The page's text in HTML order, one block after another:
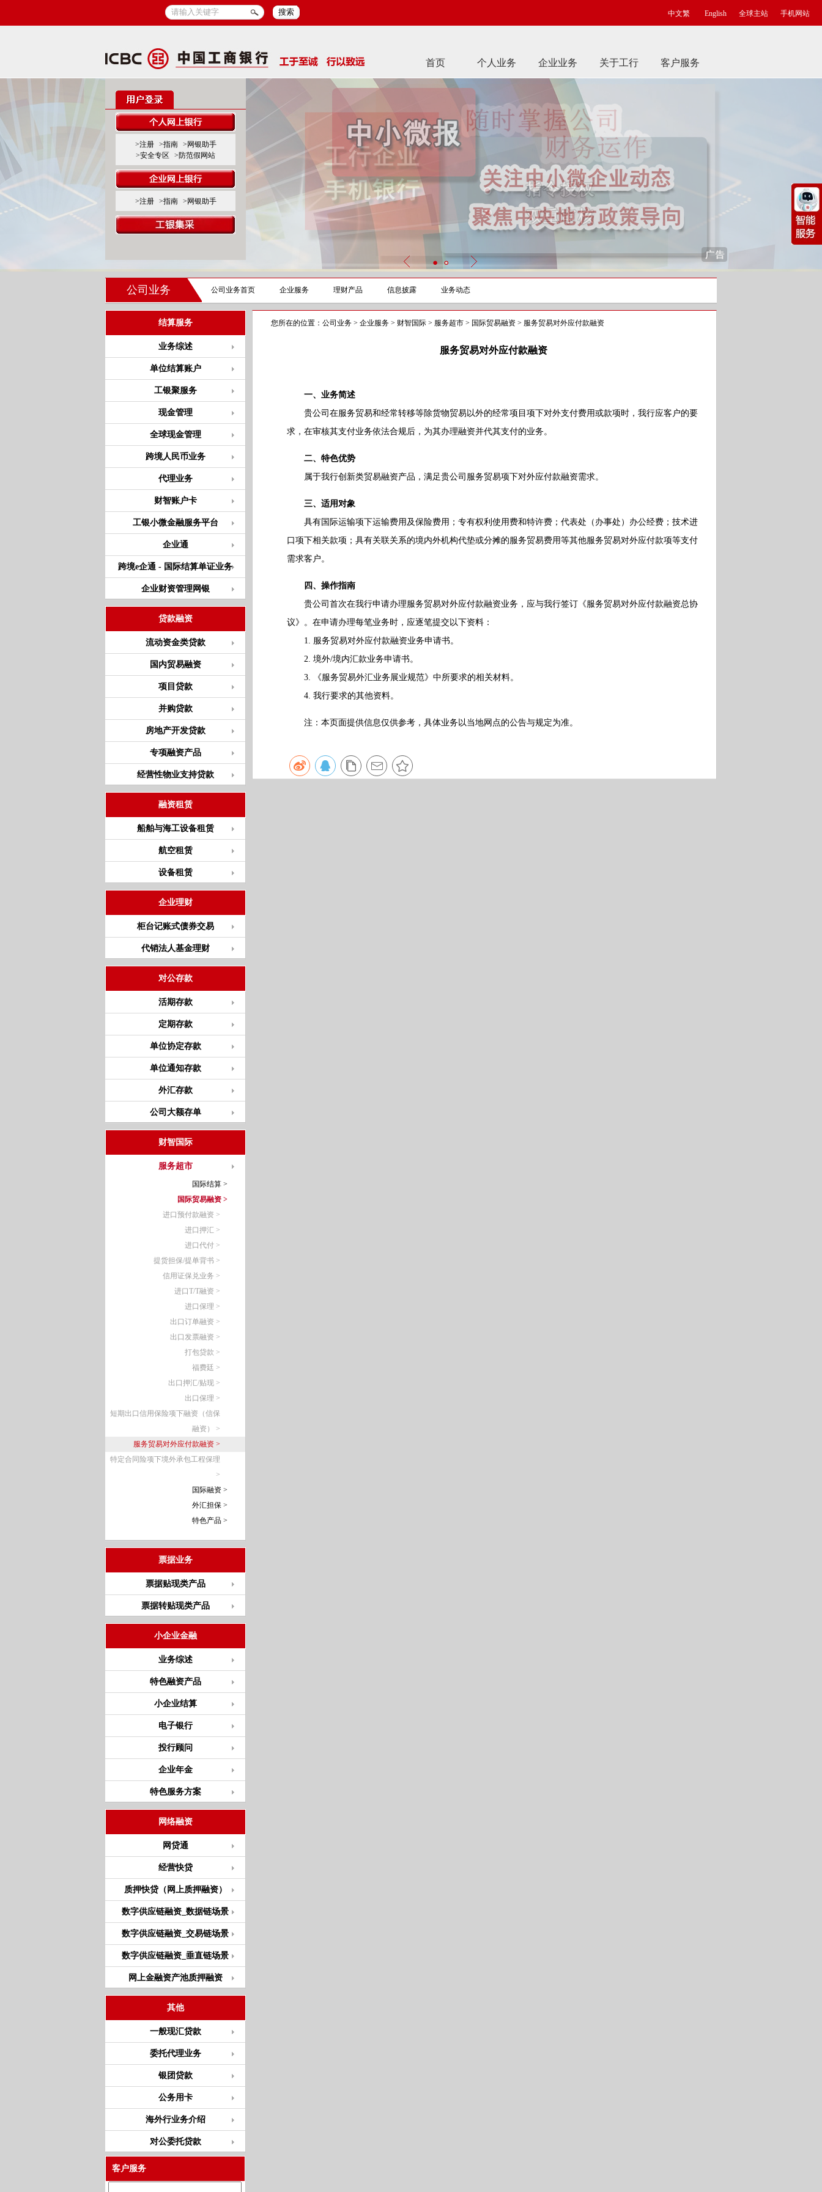
搜索 中文繁 English 全球主站 手机网站
首页 个人业务 企业业务 关于工行 客户服务
>注册 >指南
>网银助手
>安全专区
>防范假网站
>注册 >指南 >网银助手
公司业务 公司业务首页 企业服务 理财产品 信息披露 业务动态
结算服务
业务综述
单位结算账户
工银聚服务
现金管理
全球现金管理
跨境人民币业务
代理业务
财智账户卡
工银小微金融服务平台
企业通
跨境e企通 - 国际结算单证业务
企业财资管理网银
贷款融资
流动资金类贷款
国内贸易融资
项目贷款
并购贷款
房地产开发贷款
专项融资产品
经营性物业支持贷款
融资租赁
船舶与海工设备租赁
航空租赁
设备租赁
企业理财
柜台记账式债券交易
代销法人基金理财
对公存款
活期存款
定期存款
单位协定存款
单位通知存款
外汇存款
公司大额存单
财智国际
服务超市
国际结算 >
国际贸易融资 >
进口预付款融资 >
进口押汇 >
进口代付 >
提货担保/提单背书 >
信用证保兑业务 >
进口T/T融资 >
进口保理 >
出口订单融资 >
出口发票融资 >
打包贷款 >
福费廷 >
出口押汇/贴现 >
出口保理 >
短期出口信用保险项下融资（信保
融资） >
服务贸易对外应付款融资 >
特定合同险项下境外承包工程保理
>
国际融资 >
外汇担保 >
特色产品 >
票据业务
票据贴现类产品
票据转贴现类产品
小企业金融
业务综述
特色融资产品
小企业结算
电子银行
投行顾问
企业年金
特色服务方案
网络融资
网贷通
经营快贷
质押快贷（网上质押融资）
数字供应链融资_数据链场景
数字供应链融资_交易链场景
数字供应链融资_垂直链场景
网上金融资产池质押融资
其他
一般现汇贷款
委托代理业务
银团贷款
公务用卡
海外行业务介绍
对公委托贷款
客户服务
您所在的位置： 公司业务 > 企业服务 > 财智国际 > 服务超市 > 国际贸易融资 > 服务贸易对外应付款融资
服务贸易对外应付款融资
一、业务简述
贵公司在服务贸易和经常转移等除货物贸易以外的经常项目项下对外支付费用或款项时，我行应客户的要
求，在审核其支付业务依法合规后，为其办理融资并代其支付的业务。
二、特色优势
属于我行创新类贸易融资产品，满足贵公司服务贸易项下对外应付款融资需求。
三、适用对象
具有国际运输项下运输费用及保险费用；专有权利使用费和特许费；代表处（办事处）办公经费；技术进
口项下相关款项；具有关联关系的境内外机构代垫或分摊的服务贸易费用等其他服务贸易对外应付款项等支付
需求客户。
四、操作指南
贵公司首次在我行申请办理服务贸易对外应付款融资业务，应与我行签订《服务贸易对外应付款融资总协
议》。在申请办理每笔业务时，应逐笔提交以下资料：
1. 服务贸易对外应付款融资业务申请书。
2. 境外/境内汇款业务申请书。
3. 《服务贸易外汇业务展业规范》中所要求的相关材料。
4. 我行要求的其他资料。
注：本页面提供信息仅供参考，具体业务以当地网点的公告与规定为准。